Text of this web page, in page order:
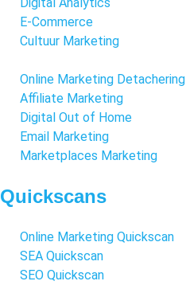
E-Commerce
Cultuur Marketing
Online Marketing Detachering
Affiliate Marketing
Digital Out of Home
Email Marketing
Marketplaces Marketing
Quickscans
Online Marketing Quickscan
SEA Quickscan
SEO Quickscan